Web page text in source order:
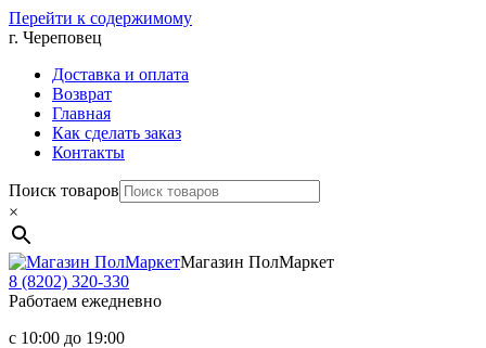
Перейти к содержимому
г. Череповец
Доставка и оплата
Возврат
Главная
Как сделать заказ
Контакты
Поиск товаров
×
Магазин ПолМаркет
8 (8202) 320-330
Работаем ежедневно
с 10:00 до 19:00